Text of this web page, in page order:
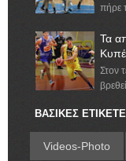
πήρε
Τα
Στον
ΒΑΣΙΚΕΣ
Videos-Photo